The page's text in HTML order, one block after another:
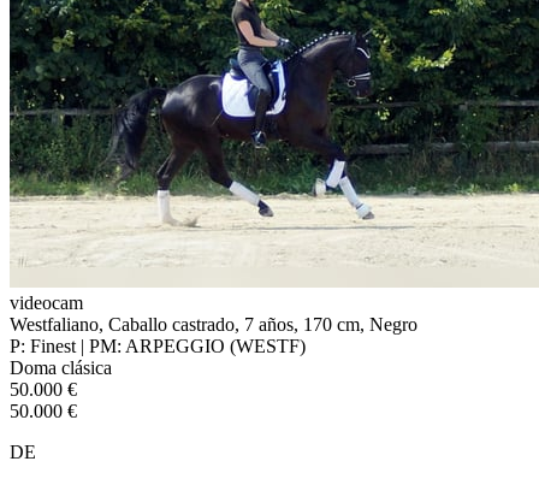
videocam
Westfaliano, Caballo castrado, 7 años, 170 cm, Negro
P: Finest | PM: ARPEGGIO (WESTF)
Doma clásica
50.000 €
50.000 €
DE